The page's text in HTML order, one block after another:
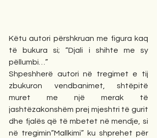
Këtu autori përshkruan me figura kaq
të bukura si; “Djali i shihte me sy
pëllumbi…”
Shpeshherë autori në tregimet e tij
zbukuron vendbanimet, shtëpitë
muret me një merak të
jashtëzakonshëm prej mjeshtri të gurit
dhe fjalës që të mbetet në mendje, si
në tregimin”Mallkimi” ku shprehet për